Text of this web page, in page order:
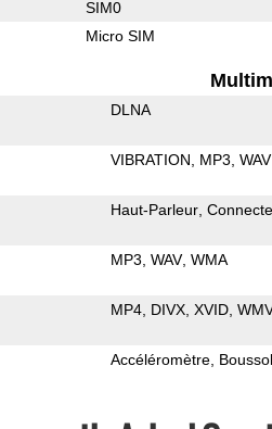
SIM0
Micro SIM
DLNA
VIBRATION MP3 WAV
Haut-Parleur
MP3 WAV WMA
MP4 DIVX XVID
Accéléromètre